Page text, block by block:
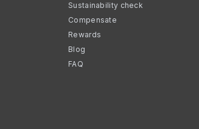
Sustainability check
Compensate
Rewards
Blog
FAQ